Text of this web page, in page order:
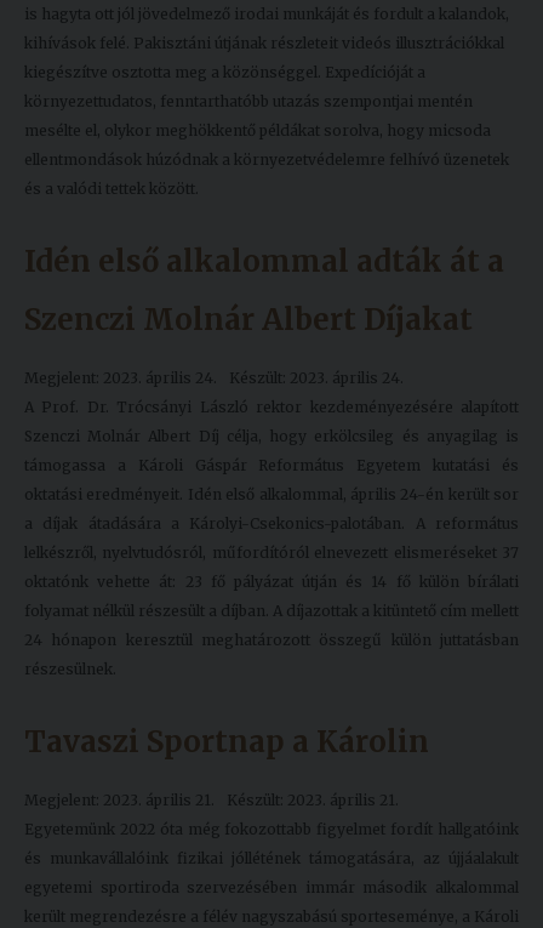
is hagyta ott jól jövedelmező irodai munkáját és fordult a kalandok,
kihívások felé. Pakisztáni útjának részleteit videós illusztrációkkal
kiegészítve osztotta meg a közönséggel. Expedícióját a
környezettudatos, fenntarthatóbb utazás szempontjai mentén
mesélte el, olykor meghökkentő példákat sorolva, hogy micsoda
ellentmondások húzódnak a környezetvédelemre felhívó üzenetek
és a valódi tettek között.
Idén első alkalommal adták át a
Szenczi Molnár Albert Díjakat
Megjelent: 2023. április 24.
Készült: 2023. április 24.
A Prof. Dr. Trócsányi László rektor kezdeményezésére alapított
Szenczi Molnár Albert Díj célja, hogy erkölcsileg és anyagilag is
támogassa a Károli Gáspár Református Egyetem kutatási és
oktatási eredményeit. Idén első alkalommal, április 24-én került sor
a díjak átadására a Károlyi-Csekonics-palotában. A református
lelkészről, nyelvtudósról, műfordítóról elnevezett elismeréseket 37
oktatónk vehette át: 23 fő pályázat útján és 14 fő külön bírálati
folyamat nélkül részesült a díjban. A díjazottak a kitüntető cím mellett
24 hónapon keresztül meghatározott összegű külön juttatásban
részesülnek.
Tavaszi Sportnap a Károlin
Megjelent: 2023. április 21.
Készült: 2023. április 21.
Egyetemünk 2022 óta még fokozottabb figyelmet fordít hallgatóink
és munkavállalóink fizikai jóllétének támogatására, az újjáalakult
egyetemi sportiroda szervezésében immár második alkalommal
került megrendezésre a félév nagyszabású sporteseménye, a Károli